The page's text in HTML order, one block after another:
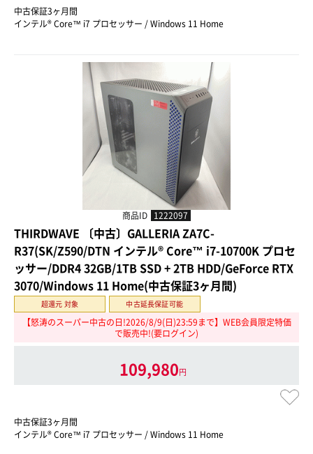
中古保証3ヶ月間
インテル® Core™ i7 プロセッサー / Windows 11 Home
商品ID 1222097
THIRDWAVE 〔中古〕GALLERIA ZA7C-
R37(SK/Z590/DTN インテル® Core™ i7-10700K プロセ
ッサー/DDR4 32GB/1TB SSD + 2TB HDD/GeForce RTX
3070/Windows 11 Home(中古保証3ヶ月間)
超還元 対象 中古延長保証可能
【怒涛のスーパー中古の日!2026/8/9(日)23:59まで】WEB会員限定特価
で販売中!(要ログイン)
109,980円
中古保証3ヶ月間
インテル® Core™ i7 プロセッサー / Windows 11 Home